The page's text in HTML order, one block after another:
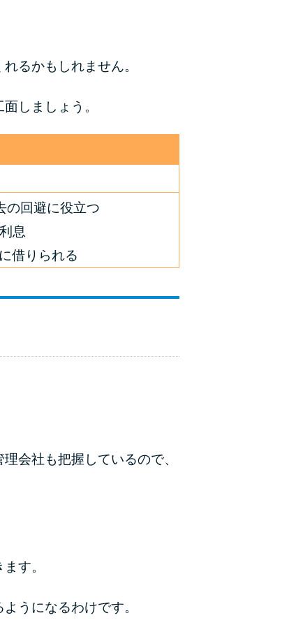
るかもしれません。
しましょう。
の回避に役立つ
息
借りられる
会社も把握しているので、
す。
うになるわけです。